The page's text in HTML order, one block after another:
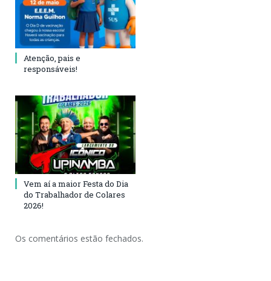
Atenção, pais e
responsáveis!
Vem aí a maior Festa do Dia
do Trabalhador de Colares
2026!
Os comentários estão fechados.